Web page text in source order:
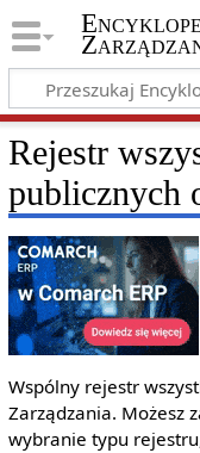
Rejestr
publicznych
Wspólny rejestr
Zarządzania. Możesz
wybranie typu